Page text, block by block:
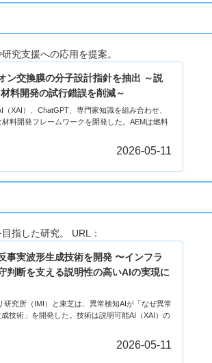
究支援への応用を提案。
ン交換膜の分子設計指針を抽出 ～説
料開発の試行錯誤を削減～
XAI）、ChatGPT、専門家知識を組み合わせ、
料開発フレームワークを開発した。AEMは燃料
2026-05-11
指した研究。 URL：
事実波形生成技術を開発 〜インフラ
判断を支える説明性の高いAIの実現に
究所（IMI）と東芝は、異常検知AIが「なぜ異常
技術」を開発した。技術は説明可能AI（XAI）の
2026-05-11